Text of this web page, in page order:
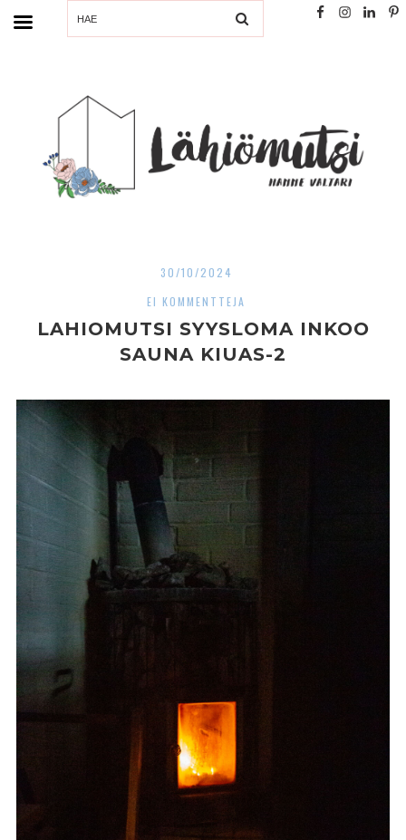
SEARCH
30/10/2024
EI KOMMENTTEJA
LAHIOMUTSI SYYSLOMA INKOO
SAUNA KIUAS-2